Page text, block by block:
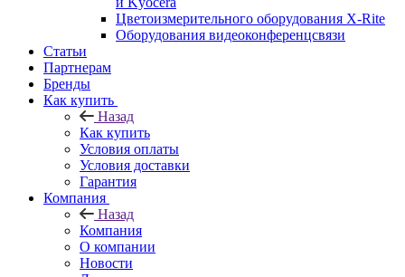
Цветоизмерительного оборудования X-Rite
Оборудования видеоконференцсвязи
Статьи
Партнерам
Бренды
Как купить
Назад
Как купить
Условия оплаты
Условия доставки
Гарантия
Компания
Назад
Компания
О компании
Новости